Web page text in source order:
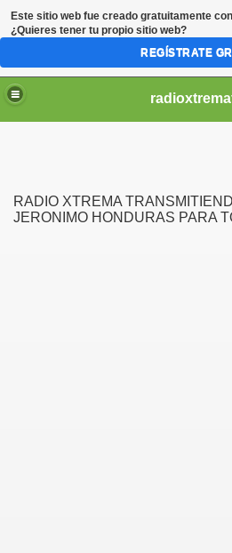
RADIO XTREMA
JERONIMO HONDURAS PARA
Este sitio web fue creado gratuitamente con
¿Quieres tener tu propio sitio web?
REGÍSTRATE